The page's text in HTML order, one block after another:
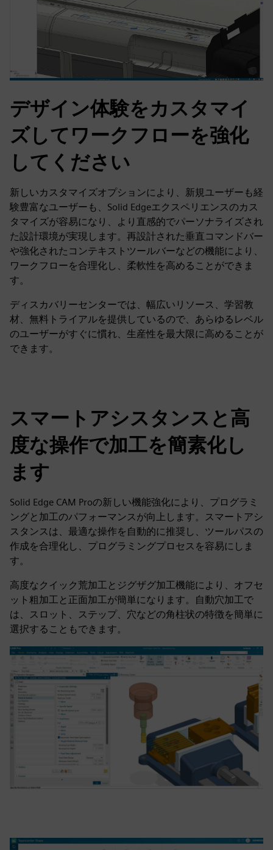
デザイン体験をカスタマイ
ズしてワークフローを強化
してください
新しいカスタマイズオプションにより、新規ユーザーも経
験豊富なユーザーも、Solid Edgeエクスペリエンスのカス
タマイズが容易になり、より直感的でパーソナライズされ
た設計環境が実現します。再設計された垂直コマンドバー
や強化されたコンテキストツールバーなどの機能により、
ワークフローを合理化し、柔軟性を高めることができま
す。
ディスカバリーセンターでは、幅広いリソース、学習教
材、無料トライアルを提供しているので、あらゆるレベル
のユーザーがすぐに慣れ、生産性を最大限に高めることが
できます。
スマートアシスタンスと高
度な操作で加工を簡素化し
ます
Solid Edge CAM Proの新しい機能強化により、プログラミ
ングと加工のパフォーマンスが向上します。スマートアシ
スタンスは、最適な操作を自動的に推奨し、ツールパスの
作成を合理化し、プログラミングプロセスを容易にしま
す。
高度なクイック荒加工とジグザグ加工機能により、オフセ
ット粗加工と正面加工が簡単になります。自動穴加工で
は、スロット、ステップ、穴などの角柱状の特徴を簡単に
選択することもできます。